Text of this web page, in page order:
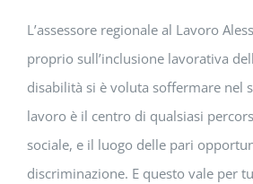
L’assessore regionale al Lavoro
proprio sull’inclusione lavorativa
disabilità si è voluta soffermare nel
lavoro è il centro di qualsiasi
sociale, e il luogo delle pari
discriminazione. E questo vale per